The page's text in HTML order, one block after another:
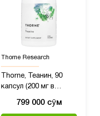
Thorne Research
Thorne, Теанин, 90
капсул (200 мг в
799 000 сӯм